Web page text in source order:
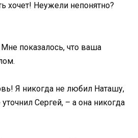
хочет! Неужели непонятно?
показалось, что ваша
Я никогда не любил Наташу,
Сергей, – а она никогда